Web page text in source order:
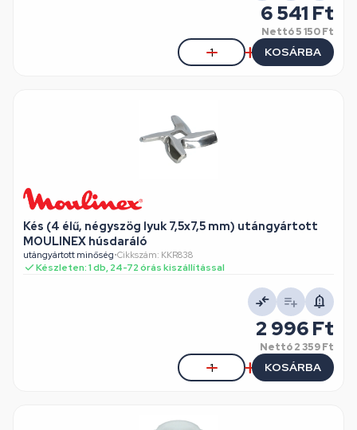
6 541 Ft
Nettó5 150 Ft
KOSÁRBA
Kés (4 élű, négyszög lyuk 7,5x7,5 mm) utángyártott
MOULINEX húsdaráló
utángyártott minőség•Cikkszám: KKR838
Készleten: 1 db, 24-72 órás kiszállítással
2 996 Ft
Nettó2 359 Ft
KOSÁRBA